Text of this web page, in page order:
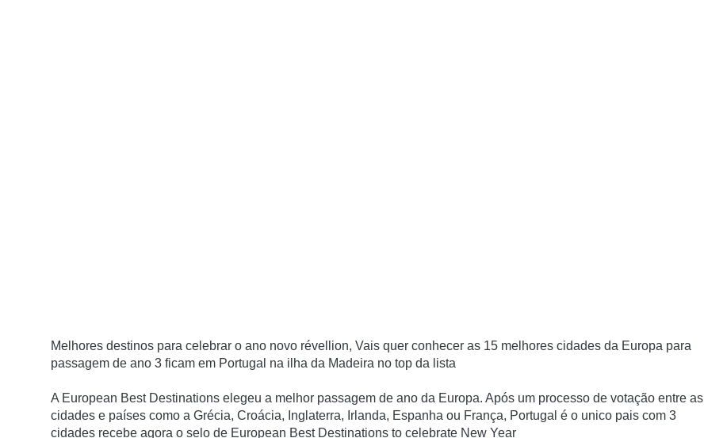
Melhores destinos para celebrar o ano novo révellion, Vais quer conhecer as 15 melhores cidades da Europa para
passagem de ano 3 ficam em Portugal na ilha da Madeira no top da lista
A European Best Destinations elegeu a melhor passagem de ano da Europa. Após um processo de votação entre as
cidades e países como a Grécia, Croácia, Inglaterra, Irlanda, Espanha ou França, Portugal é o unico pais com 3
cidades recebe agora o selo de European Best Destinations to celebrate New Year